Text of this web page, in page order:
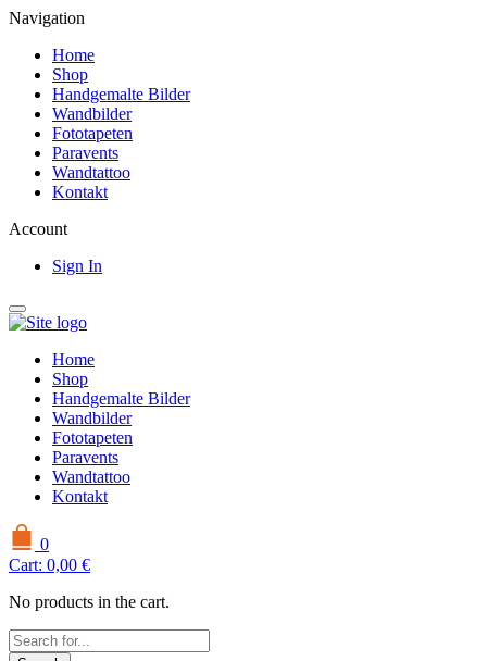
Navigation
Home
Shop
Handgemalte Bilder
Wandbilder
Fototapeten
Paravents
Wandtattoo
Kontakt
Account
Sign In
Home
Shop
Handgemalte Bilder
Wandbilder
Fototapeten
Paravents
Wandtattoo
Kontakt
0
Cart: 0,00 €
No products in the cart.